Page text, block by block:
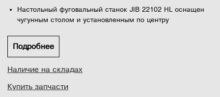
Настольный фуговальный станок JIB 22102 HL оснащен
чугунным столом и установленным по центру
Станок также оснащен двигателем мощностью 1,1 кВт,
параллельного упора под углом 45 ° и простым в
Подробнее
Наличие на складах
Купить запчасти